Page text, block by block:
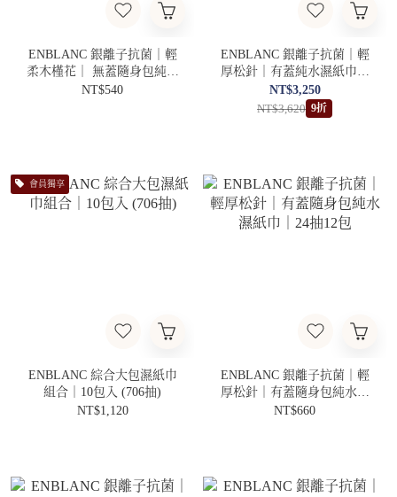
ENBLANC 銀離子抗菌｜輕
柔木槿花｜ 無蓋隨身包純水
濕紙巾｜20抽12包
NT$540
ENBLANC 銀離子抗菌｜輕
厚松針｜有蓋純水濕紙巾綜
合組合｜44包 ( 2016抽 )
NT$3,250
NT$3,620 9折
會員獨享
ENBLANC 綜合大包濕紙巾
組合｜10包入 (706抽)
NT$1,120
ENBLANC 銀離子抗菌｜輕
厚松針｜有蓋隨身包純水濕
紙巾｜24抽12包
NT$660